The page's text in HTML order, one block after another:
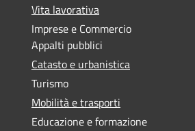
Vita lavorativa
Imprese e Commercio
Appalti pubblici
Catasto e urbanistica
Turismo
Mobilità e trasporti
Educazione e formazione